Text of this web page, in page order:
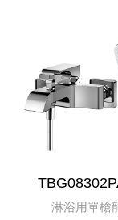
淋浴用單槍